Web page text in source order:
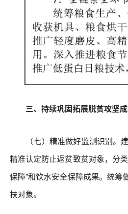
三、持续巩固拓展脱贫攻坚
（七）精准做好监测识别。建
精准认定防止返贫致贫对象，分
保障”和饮水安全保障成果。统
扶对象。